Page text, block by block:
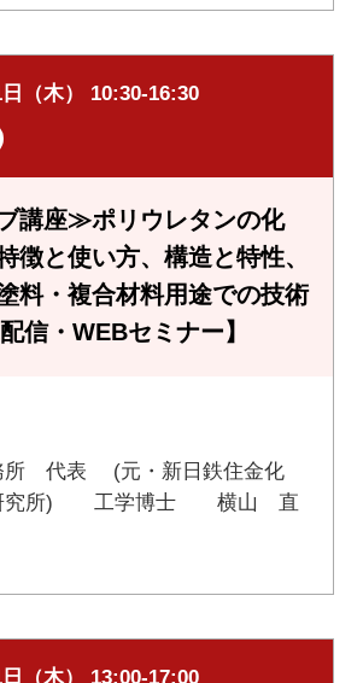
（木） 10:30-16:30
講座≫ポリウレタンの化
徴と使い方、構造と特性、
料・複合材料用途での技術
信・WEBセミナー】
所 代表 (元・新日鉄住金化
研究所) 工学博士 横山 直
（木） 13:00-17:00